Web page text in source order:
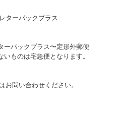
ターパックプラス
パックプラス〜定形外郵便
ものは宅急便となります。
お問い合わせください。